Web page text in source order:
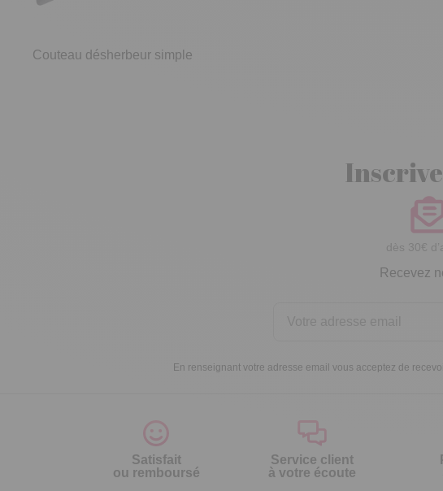
Couteau désherbeur simple
dès 30€
Recevez
En renseignant votre adresse email vous acceptez de
Satisfait
ou remboursé
Service client
à votre écoute